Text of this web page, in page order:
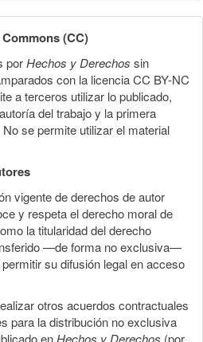
(CC)
porHechos y Derechos sin
con la licencia CC BY-NC
a terceros utilizar lo publicado,
del trabajo y la primera
se permite utilizar el material
vigente de derechos de autor
y respeta el derecho moral de
la titularidad del derecho
—de forma no exclusiva—
su difusión legal en acceso
otros acuerdos contractuales
para la distribución no exclusiva
en Hechos y Derechos (por